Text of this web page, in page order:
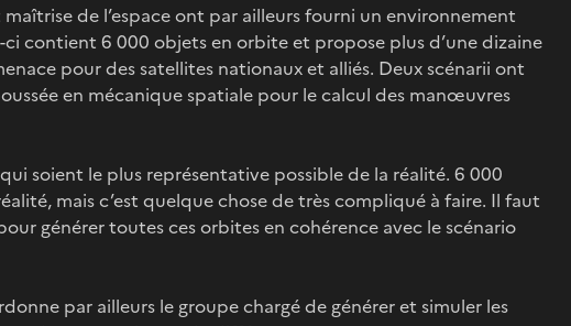
de l’espace ont par ailleurs fourni un environnement
contient 6 000 objets en orbite et propose plus d’une dizaine
pour des satellites nationaux et alliés. Deux scénarii ont
en mécanique spatiale pour le calcul des manœuvres
soient le plus représentative possible de la réalité. 6 000
mais c’est quelque chose de très compliqué à faire. Il faut
générer toutes ces orbites en cohérence avec le scénario
par ailleurs le groupe chargé de générer et simuler les